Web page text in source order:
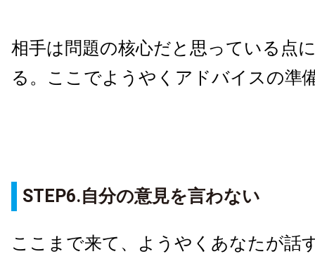
相手は問題の核心だと思っている点
る。ここでようやくアドバイスの準
STEP6.自分の意見を言わない
ここまで来て、ようやくあなたが話